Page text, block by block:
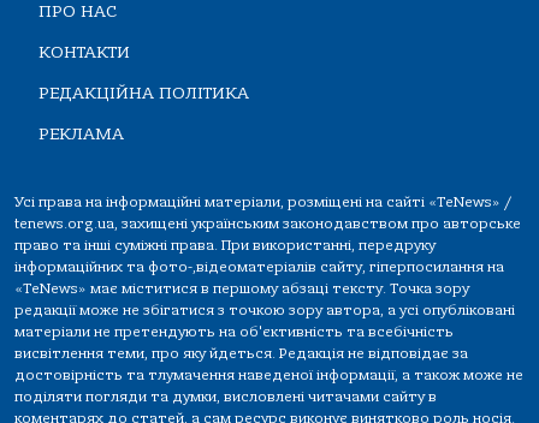
ПРО НАС
КОНТАКТИ
РЕДАКЦІЙНА ПОЛІТИКА
РЕКЛАМА
Усі права на інформаційні матеріали, розміщені на сайті «TeNews» /
tenews.org.ua, захищені українським законодавством про авторське
право та інші суміжні права. При використанні, передруку
інформаційних та фото-,відеоматеріалів сайту, гіперпосилання на
«TeNews» має міститися в першому абзаці тексту. Точка зору
редакції може не збігатися з точкою зору автора, а усі опубліковані
матеріали не претендують на об'єктивність та всебічність
висвітлення теми, про яку йдеться. Редакція не відповідає за
достовірність та тлумачення наведеної інформації, а також може не
поділяти погляди та думки, висловлені читачами сайту в
коментарях до статей, а сам ресурс виконує винятково роль носія.